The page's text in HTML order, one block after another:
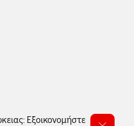
Εξοικονομήστε